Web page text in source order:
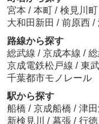
宮本 / 本町 / 検見川町
大和田新田 / 前原西 /
路線から探す
総武線 / 京成本線 /
京成電鉄松戸線 / 東
千葉都市モノレール
駅から探す
船橋 / 京成船橋 / 津
新検見川
/ 幕張 / 行徳